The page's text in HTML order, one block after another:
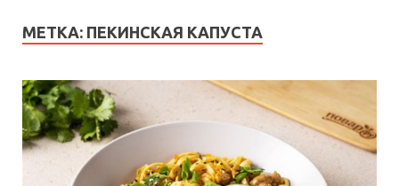
МЕТКА: ПЕКИНСКАЯ КАПУСТА